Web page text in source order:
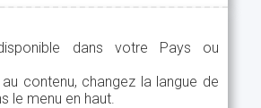
dans votre Pays ou
contenu, changez la langue de
le menu en haut.